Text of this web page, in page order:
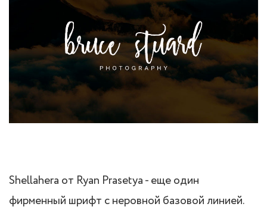
Shellahera от Ryan Prasetya - еще один
фирменный шрифт с неровной базовой линией.